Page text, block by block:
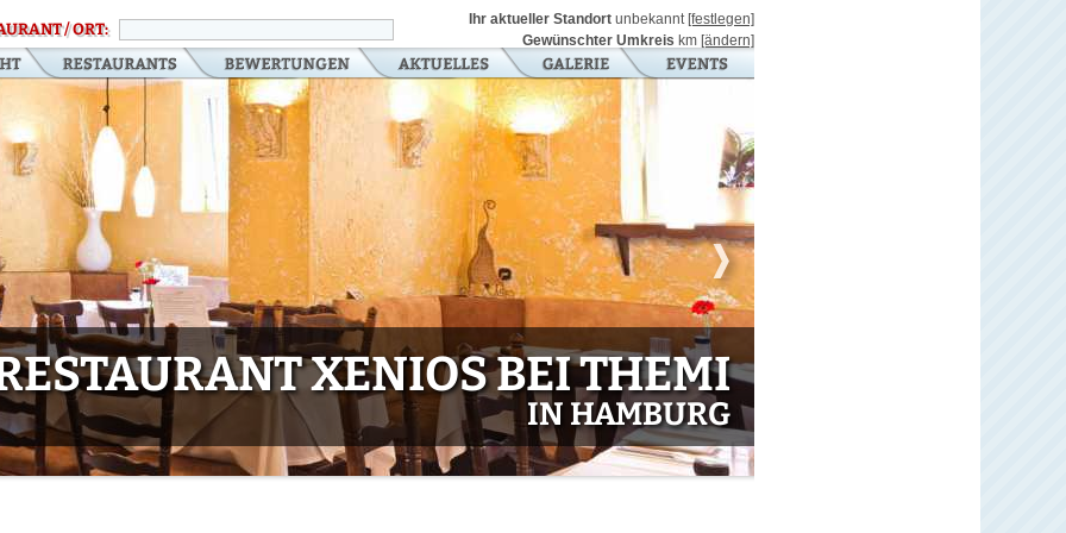
/ ORT:
Ihr aktueller Standort unbekannt [festlegen]
Gewünschter Umkreis km [ändern]
XENIOS BEI THEMI
IN HAMBURG